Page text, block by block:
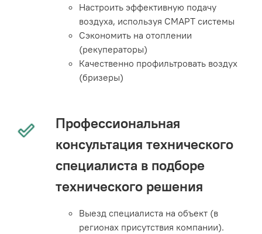
Настроить эффективную подачу
воздуха, используя СМАРТ системы
Сэкономить на отоплении
(рекуператоры)
Качественно профильтровать воздух
(бризеры)
Профессиональная
консультация технического
специалиста в подборе
технического решения
Выезд специалиста на объект (в
регионах присутствия компании).